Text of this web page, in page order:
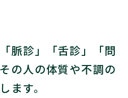
脈診」「舌診」「問
の人の体質や不調の
ます。